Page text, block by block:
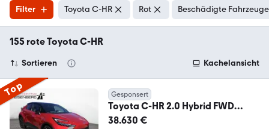
Filter Toyota C-HR Rot Beschädigte
155 rote Toyota C-HR
Sortieren Kachelansicht
Top Gesponsert
Toyota C-HR 2.0 Hybrid FWD
Team Deutschland SHZ ACC LED
38.630 €